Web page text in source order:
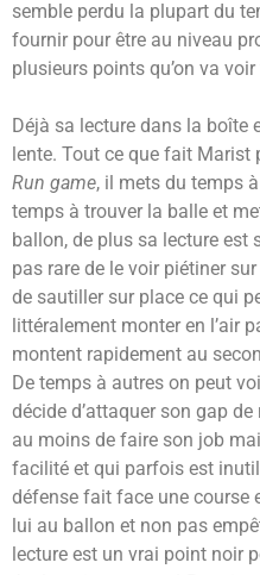
semble perdu la plupart du
fournir pour être au niveau
plusieurs points qu’on va
Déjà sa lecture dans la boîte
lente. Tout ce que fait Marist
Run game, il mets du temps
temps à trouver la balle et
ballon, de plus sa lecture est
pas rare de le voir piétiner
de sautiller sur place ce qui
littéralement monter en l’air
montent rapidement au
De temps à autres on peut
décide d’attaquer son gap
au moins de faire son job
facilité et qui parfois est
défense fait face une course
lui au ballon et non pas
lecture est un vrai point noir